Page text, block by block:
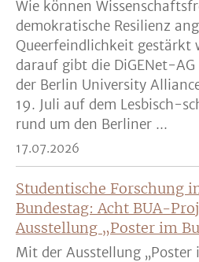
Wie können
demokratische Resilienz
Queerfeindlichkeit gestärkt
darauf gibt die DiGENet-
der Berlin University
19. Juli auf dem Lesbisch-
rund um den Berliner ...
17.07.2026
Studentische Forschung
Bundestag: Acht BUA-
Ausstellung „Poster im
Mit der Ausstellung „Poster